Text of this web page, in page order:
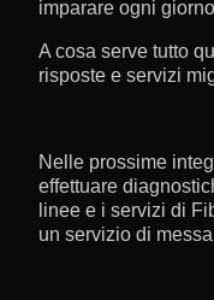
imparare ogni
A cosa serve tutto
risposte e servizi
Nelle prossime
effettuare
linee e i servizi di
un servizio di